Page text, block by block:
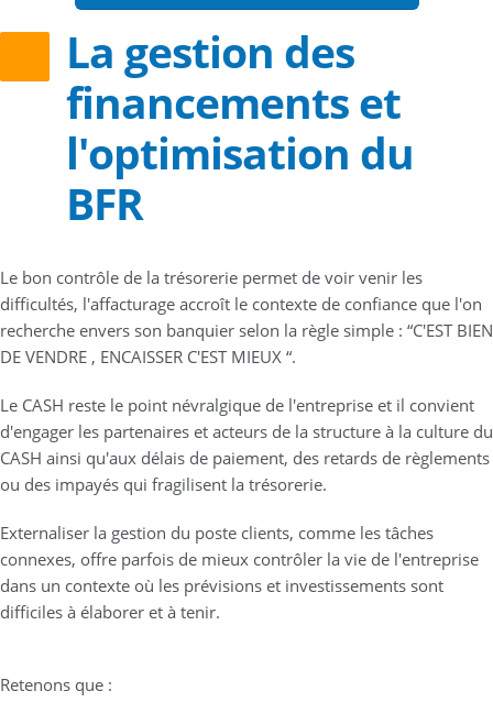
La gestion des
financements et
l'optimisation du
BFR
Le bon contrôle de la trésorerie permet de voir venir les
difficultés, l'affacturage accroît le contexte de confiance que l'on
recherche envers son banquier selon la règle simple : “C'EST BIEN
DE VENDRE , ENCAISSER C'EST MIEUX “.
Le CASH reste le point névralgique de l'entreprise et il convient
d'engager les partenaires et acteurs de la structure à la culture du
CASH ainsi qu'aux délais de paiement, des retards de règlements
ou des impayés qui fragilisent la trésorerie.
Externaliser la gestion du poste clients, comme les tâches
connexes, offre parfois de mieux contrôler la vie de l'entreprise
dans un contexte où les prévisions et investissements sont
difficiles à élaborer et à tenir.
Retenons que :